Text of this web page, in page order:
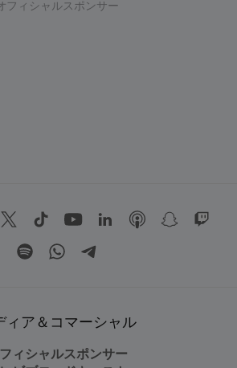
フィシャルスポンサー
ィア＆コマーシャル
ィシャルスポンサー